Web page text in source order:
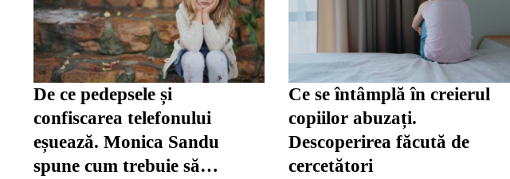
De ce pedepsele și
confiscarea telefonului
eșuează. Monica Sandu
spune cum trebuie să
Ce se întâmplă în creierul
copiilor abuzați.
Descoperirea făcută de
cercetători